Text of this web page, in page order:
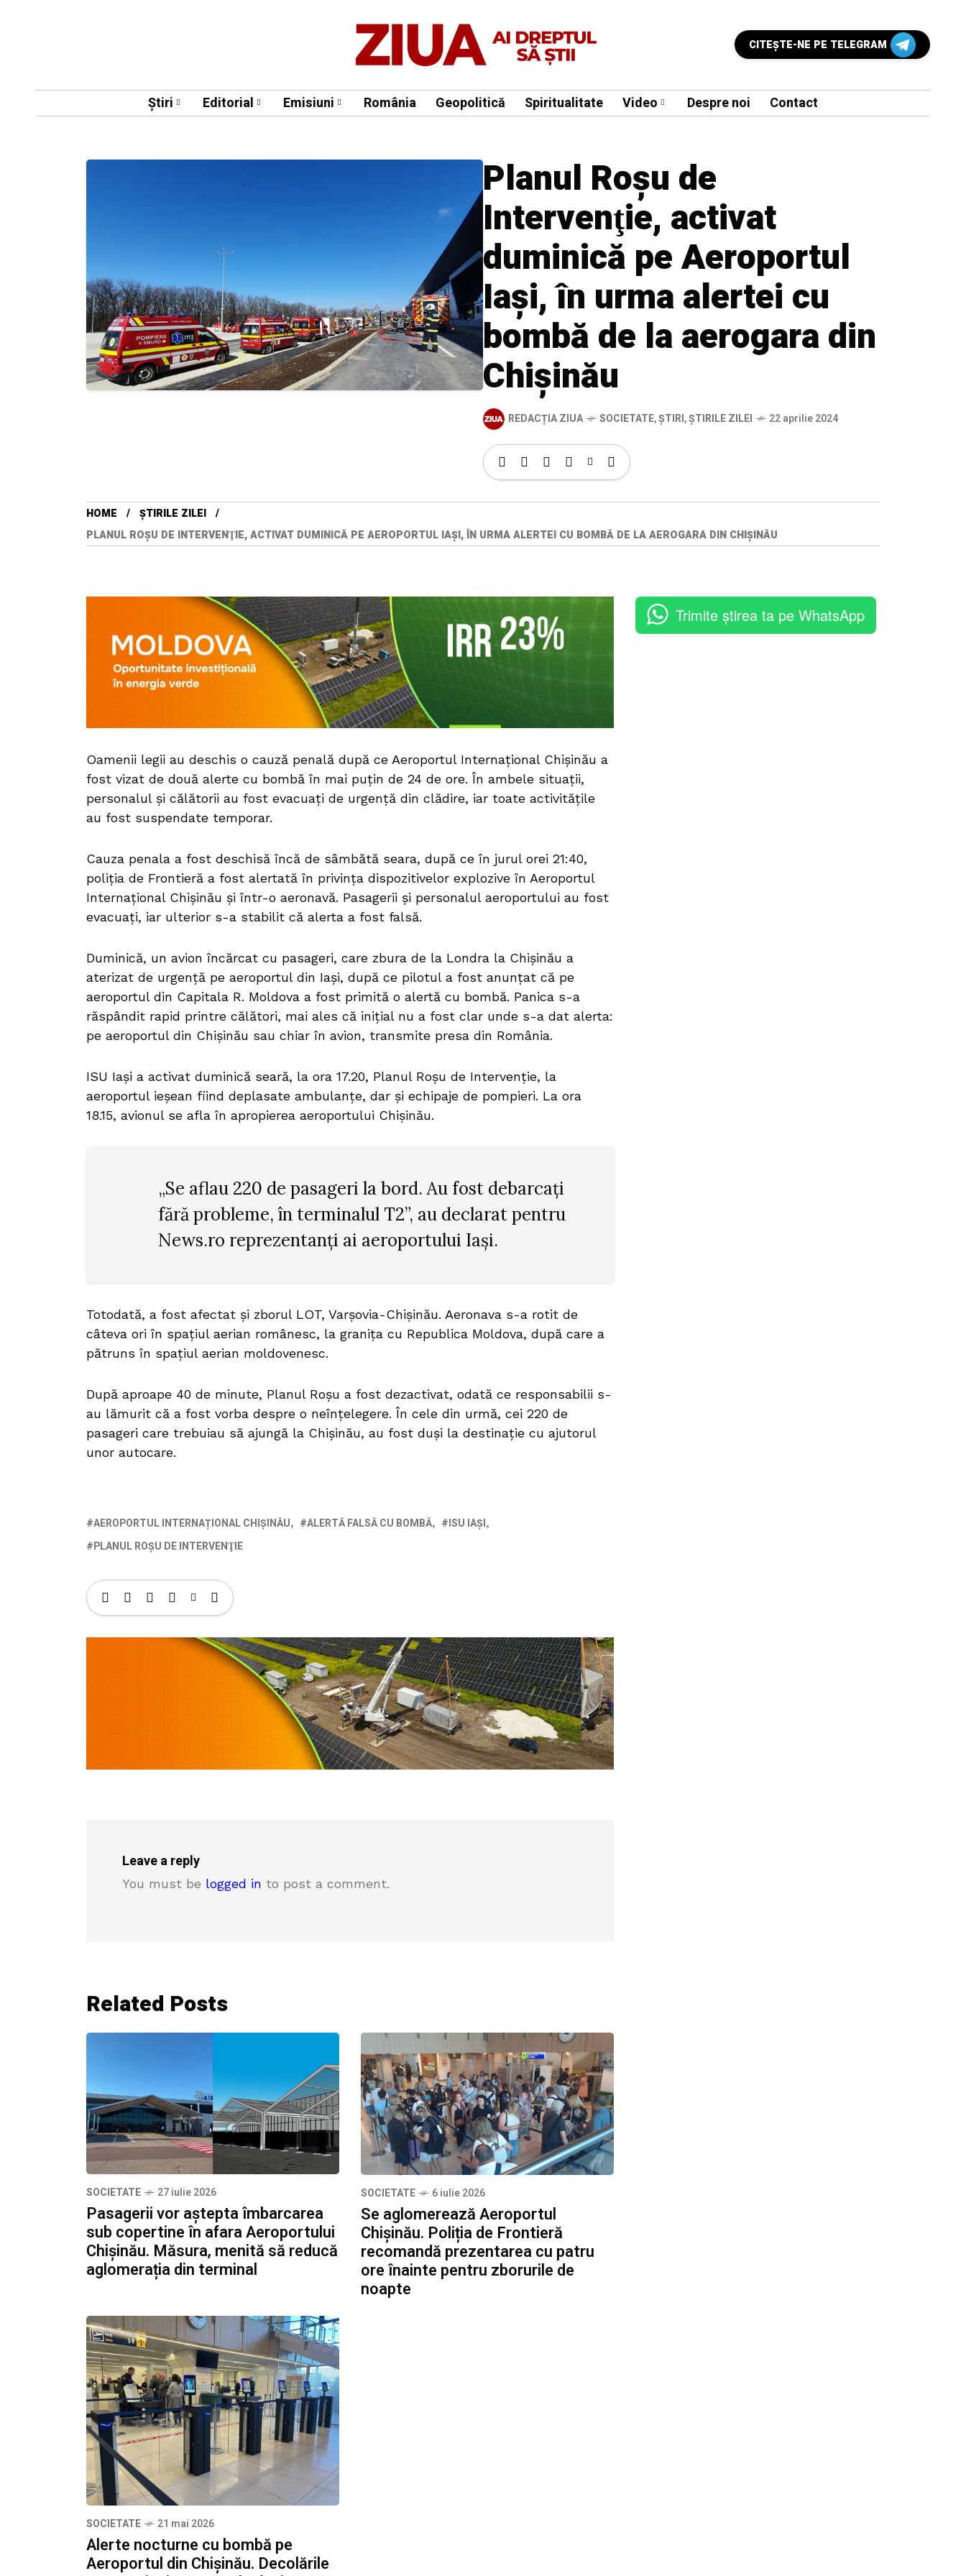
CITEŞTE-NE PE TELEGRAM
Știri Editorial Emisiuni România Geopolitică Spiritualitate Video Despre noi Contact
Planul Roşu de
Intervenţie, activat
duminică pe Aeroportul
Iaşi, în urma alertei cu
bombă de la aerogara din
Chișinău
REDACȚIA ZIUA SOCIETATE,ȘTIRI,ȘTIRILE ZILEI 22 aprilie 2024
HOME
ȘTIRILE ZILEI
PLANUL ROŞU DE INTERVENŢIE, ACTIVAT DUMINICĂ PE AEROPORTUL IAŞI, ÎN URMA ALERTEI CU BOMBĂ DE LA AEROGARA DIN CHIȘINĂU
Oamenii legii au deschis o cauză penală după ce Aeroportul Internațional Chișinău a
fost vizat de două alerte cu bombă în mai puțin de 24 de ore. În ambele situații,
personalul și călătorii au fost evacuați de urgență din clădire, iar toate activitățile
au fost suspendate temporar.
Cauza penala a fost deschisă încă de sâmbătă seara, după ce în jurul orei 21:40,
poliția de Frontieră a fost alertată în privința dispozitivelor explozive în Aeroportul
Internațional Chișinău și într-o aeronavă. Pasagerii și personalul aeroportului au fost
evacuați, iar ulterior s-a stabilit că alerta a fost falsă.
Duminică, un avion încărcat cu pasageri, care zbura de la Londra la Chişinău a
aterizat de urgenţă pe aeroportul din Iaşi, după ce pilotul a fost anunţat că pe
aeroportul din Capitala R. Moldova a fost primită o alertă cu bombă. Panica s-a
răspândit rapid printre călători, mai ales că iniţial nu a fost clar unde s-a dat alerta:
pe aeroportul din Chişinău sau chiar în avion, transmite presa din România.
ISU Iaşi a activat duminică seară, la ora 17.20, Planul Roşu de Intervenţie, la
aeroportul ieşean fiind deplasate ambulanţe, dar şi echipaje de pompieri. La ora
18.15, avionul se afla în apropierea aeroportului Chişinău.
„Se aflau 220 de pasageri la bord. Au fost debarcaţi
fără probleme, în terminalul T2”, au declarat pentru
News.ro reprezentanţi ai aeroportului Iaşi.
Totodată, a fost afectat şi zborul LOT, Varşovia-Chişinău. Aeronava s-a rotit de
câteva ori în spaţiul aerian românesc, la graniţa cu Republica Moldova, după care a
pătruns în spaţiul aerian moldovenesc.
După aproape 40 de minute, Planul Roșu a fost dezactivat, odată ce responsabilii s-
au lămurit că a fost vorba despre o neînțelegere. În cele din urmă, cei 220 de
pasageri care trebuiau să ajungă la Chişinău, au fost duşi la destinaţie cu ajutorul
unor autocare.
AEROPORTUL INTERNAȚIONAL CHIȘINĂU ALERTĂ FALSĂ CU BOMBĂ
ISU IAȘI
PLANUL ROŞU DE INTERVENŢIE
Leave a reply
You must be logged in to post a comment.
Related Posts
SOCIETATE 27 iulie 2026
Pasagerii vor aștepta îmbarcarea
sub copertine în afara Aeroportului
Chișinău. Măsura, menită să reducă
aglomerația din terminal
SOCIETATE 6 iulie 2026
Se aglomerează Aeroportul
Chișinău. Poliția de Frontieră
recomandă prezentarea cu patru
ore înainte pentru zborurile de
noapte
SOCIETATE 21 mai 2026
Alerte nocturne cu bombă pe
Aeroportul din Chișinău. Decolările
Trimite știrea ta pe WhatsApp